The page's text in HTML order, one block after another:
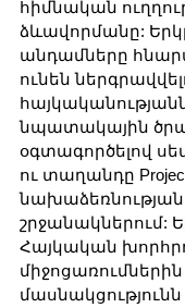
հիմնական
ձևավորմանը:
անդամները
ունեն
նպատակային
օգտագործելով
ու տաղանդը
նախաձեռնության
շրջանակներում:
Հայկական